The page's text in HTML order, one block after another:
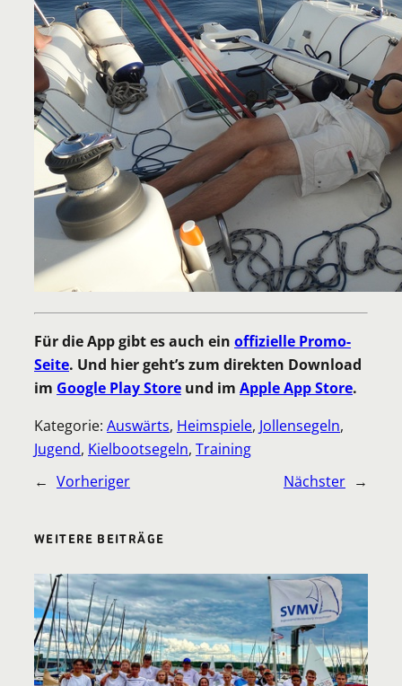
Für die App gibt es auch ein offizielle Promo-
Seite. Und hier geht’s zum direkten Download
im Google Play Store und im Apple App Store.
Kategorie: Auswärts, Heimspiele, Jollensegeln
Jugend, Kielbootsegeln, Training
← Vorheriger Nächster →
WEITERE BEITRÄGE